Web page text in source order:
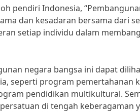
pendiri Indonesia,
dan kesadaran bersama dari
setiap individu dalam
negara bangsa ini dapat
seperti program pemertahanan
pendidikan multikultural.
di tengah keberagaman